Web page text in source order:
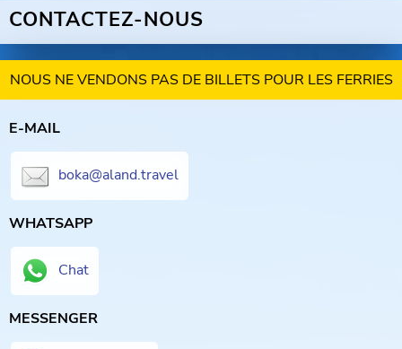
CONTACTEZ-NOUS
NOUS NE VENDONS PAS DE BILLETS POUR LES FERRIES
E-MAIL
boka@aland.travel
WHATSAPP
Chat
MESSENGER